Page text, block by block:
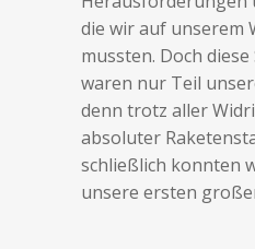
die wir auf unserem
mussten. Doch
waren nur Teil
denn trotz aller
absoluter
schließlich konnten
unsere ersten